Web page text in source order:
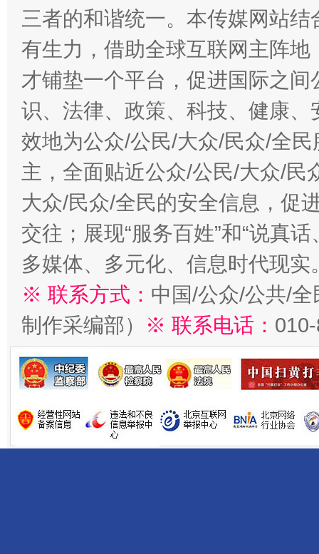
三者的和谐统一。本传媒网站
有生力，借助全球互联网主阵
才铺垫一个平台，促进国际之
识、法律、政策、科技、健康
效地为公众/公民/大众/民众/全
主，全面贴近公众/公民/大众/民
大众/民众/全民的安全信息，促
交往；展现“服务百姓”和“说真
多媒体、多元化、信息时代现实
※ 联系方式： 中国/公众/公共/
制作采编部）
※ 联系电话：